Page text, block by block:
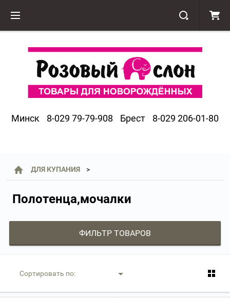
Минск 8-029 79-79-908 Брест 8-029 206-01-80
ДЛЯ КУПАНИЯ
Полотенца,мочалки
ФИЛЬТР ТОВАРОВ
Сортировать по: